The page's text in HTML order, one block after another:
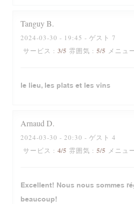
TanguyB
2024-03-30 - 19:45 - ゲスト 7
サービス : 3/5 雰囲気 : 5/5 メニュ
le lieu, les plats et les vins
ArnaudD
2024-03-30 - 20:30 - ゲスト 4
サービス : 4/5 雰囲気 : 5/5 メニュ
Excellent! Nous nous sommes
beaucoup!